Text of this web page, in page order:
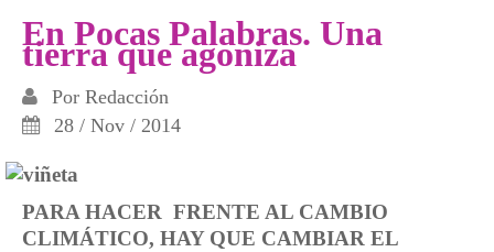
En Pocas Palabras. Una
tierra que agoniza
Por Redacción
28 / Nov / 2014
PARA HACER FRENTE AL CAMBIO
CLIMÁTICO, HAY QUE CAMBIAR EL